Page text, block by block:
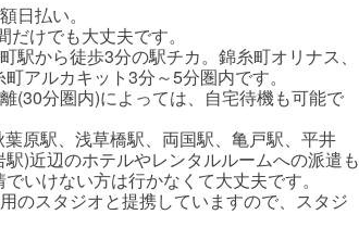
日払い。
けでも大丈夫です。
駅から徒歩3分の駅チカ。錦糸町オリナス、
アルカキット3分～5分圏内です。
(30分圏内)によっては、自宅待機も可能で
原駅、浅草橋駅、両国駅、亀戸駅、平井
)近辺のホテルやレンタルルームへの派遣も
いけない方は行かなくて大丈夫です。
のスタジオと提携していますので、スタジ